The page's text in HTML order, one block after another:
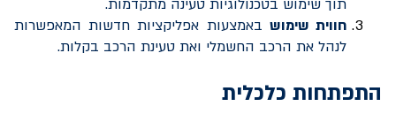
תוך שימוש בטכנולוגיות טעינה מתקדמות.
חווית שימוש באמצעות אפליקציות חדשות המאפשרות
לנהל את הרכב החשמלי ואת טעינת הרכב בקלות.
התפתחות כלכלית